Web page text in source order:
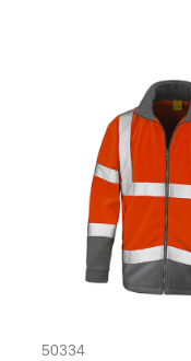
50334